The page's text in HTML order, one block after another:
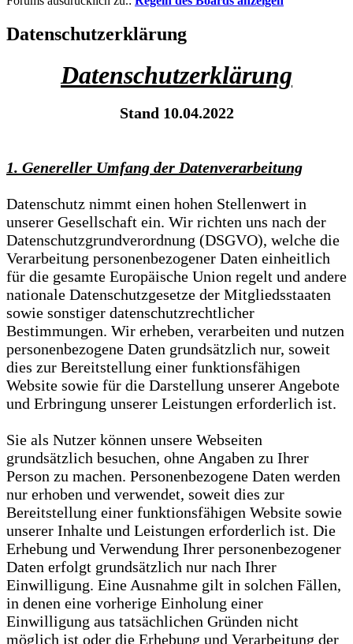
Datenschutzerklärung
Datenschutzerklärung
Stand 10.04.2022
1. Genereller Umfang der Datenverarbeitung
Datenschutz nimmt einen hohen Stellenwert in
unserer Gesellschaft ein. Wir richten uns nach der
Datenschutzgrundverordnung (DSGVO), welche die
Verarbeitung personenbezogener Daten einheitlich
für die gesamte Europäische Union regelt und andere
nationale Datenschutzgesetze der Mitgliedsstaaten
sowie sonstiger datenschutzrechtlicher
Bestimmungen. Wir erheben, verarbeiten und nutzen
personenbezogene Daten grundsätzlich nur, soweit
dies zur Bereitstellung einer funktionsfähigen
Website sowie für die Darstellung unserer Angebote
und Erbringung unserer Leistungen erforderlich ist.
Sie als Nutzer können unsere Webseiten
grundsätzlich besuchen, ohne Angaben zu Ihrer
Person zu machen. Personenbezogene Daten werden
nur erhoben und verwendet, soweit dies zur
Bereitstellung einer funktionsfähigen Website sowie
unserer Inhalte und Leistungen erforderlich ist. Die
Erhebung und Verwendung Ihrer personenbezogener
Daten erfolgt grundsätzlich nur nach Ihrer
Einwilligung. Eine Ausnahme gilt in solchen Fällen,
in denen eine vorherige Einholung einer
Einwilligung aus tatsächlichen Gründen nicht
möglich ist oder die Erhebung und Verarbeitung der